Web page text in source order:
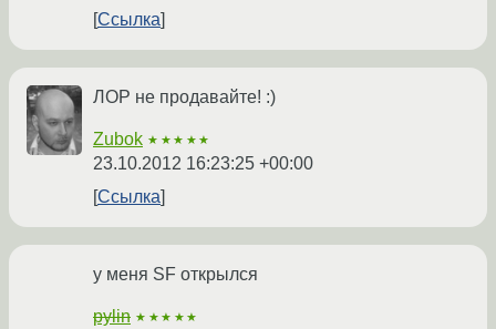
Ссылка
ЛОР не продавайте! :)
Zubok ★★★★★
23.10.2012 16:23:25 +00:00
Ссылка
у меня SF открылся
pylin ★★★★★